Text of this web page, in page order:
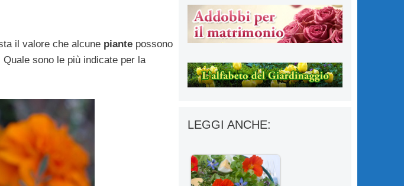
il valore che alcune piantepossono
Quale sono le più indicate per la
LEGGI ANCHE: